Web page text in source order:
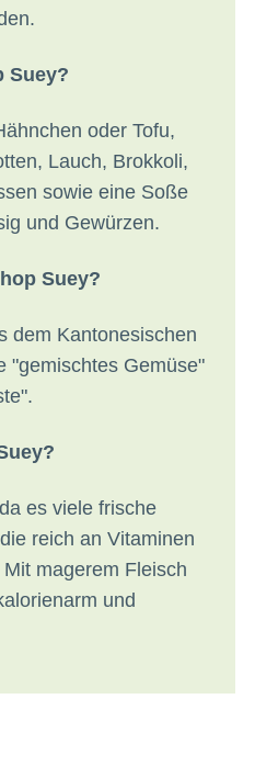
Suey?
oder Tofu,
Lauch, Brokkoli,
sowie eine Soße
und Gewürzen.
Suey?
dem Kantonesischen
"gemischtes Gemüse"
es viele frische
reich an Vitaminen
magerem Fleisch
und